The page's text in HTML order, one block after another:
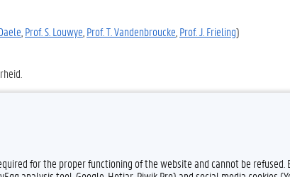
Prof. S. Louwye Prof. T. Vandenbroucke Prof. J. Frieling)
for the proper functioning of the website and cannot be refused.